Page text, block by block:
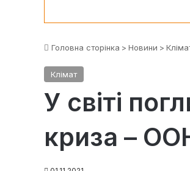
Головна сторінка > Новини >
Клімат
У світі
криза –